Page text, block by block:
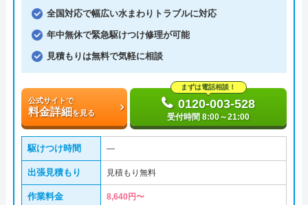
全国対応で幅広い水まわりトラブルに対応
年中無休で緊急駆けつけ修理が可能
見積もりは無料で気軽に相談
公式サイトで
料金詳細を見る
まずは電話相談！
0120-003-528
受付時間 8:00～21:00
駆けつけ時間 ―
出張見積もり 見積もり無料
作業料金 8,640円〜